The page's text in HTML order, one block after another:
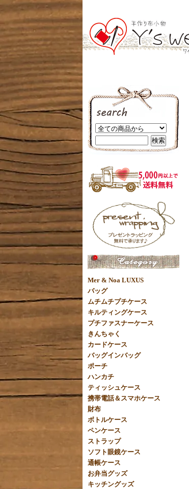
Mer & Noa LUXUS
バッグ
ムチムチプチケース
キルティングケース
プチファスナーケース
きんちゃく
カードケース
バッグインバッグ
ポーチ
ハンカチ
ティッシュケース
携帯電話＆スマホケース
財布
ボトルケース
ペンケース
ストラップ
ソフト眼鏡ケース
通帳ケース
お弁当グッズ
キッチングッズ